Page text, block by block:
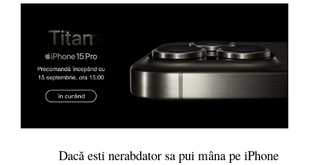
Dacă esti nerabdator sa pui mâna pe iPhone